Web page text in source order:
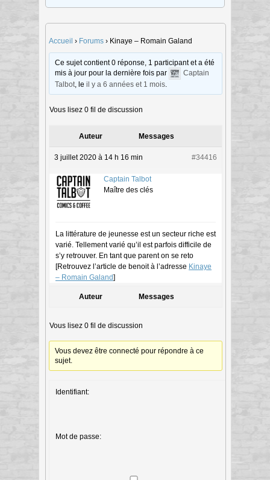
Accueil › Forums › Kinaye – Romain Galand
Ce sujet contient 0 réponse, 1 participant et a été
mis à jour pour la dernière fois par
Captain
Talbot, leil y a 6 années et 1 mois.
Vous lisez 0 fil de discussion
Auteur Messages
3 juillet 2020 à 14 h 16 min #34416
Captain Talbot
Maître des clés
La littérature de jeunesse est un secteur riche est
varié. Tellement varié qu’il est parfois difficile de
s’y retrouver. En tant que parent on se reto
[Retrouvez l’article de benoit à l’adresse Kinaye
– Romain Galand]
Auteur Messages
Vous lisez 0 fil de discussion
Vous devez être connecté pour répondre à ce
sujet.
Identifiant:
Mot de passe: